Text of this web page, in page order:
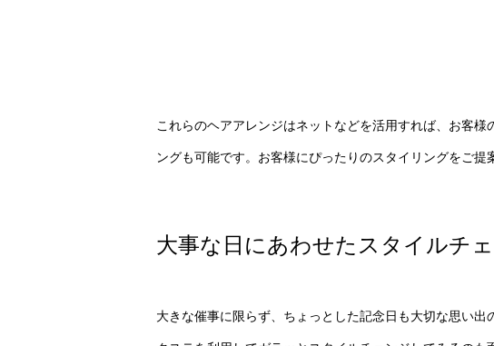
これらのヘアアレンジはネットなどを活用すれば、お客
ングも可能です。お客様にぴったりのスタイリングをご提
大事な日にあわせたスタイルチ
大きな催事に限らず、ちょっとした記念日も大切な思い